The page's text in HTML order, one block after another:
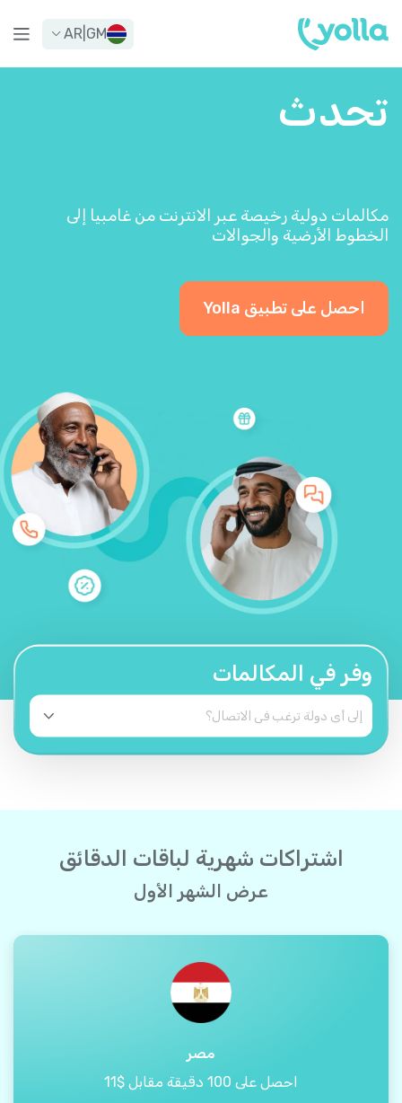
GM
AR
تحدث
مكالمات دولية رخيصة عبر الانترنت من غامبيا إلى
الخطوط الأرضية والجوالات
احصل على تطبيق Yolla
وفر في المكالمات
اشتراكات شهرية لباقات الدقائق
عرض الشهر الأول
مصر
احصل على 100 دقيقة مقابل $11